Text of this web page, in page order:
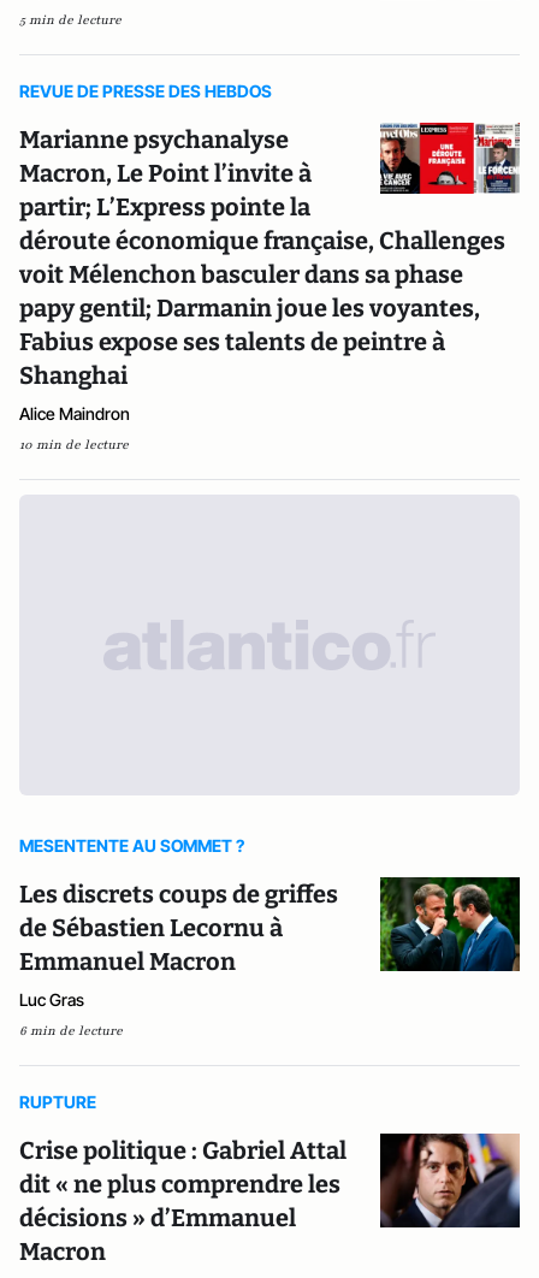
5 min de lecture
REVUE DE PRESSE DES HEBDOS
Marianne psychanalyse
Macron, Le Point l’invite à
partir; L’Express pointe la
déroute économique française, Challenges
voit Mélenchon basculer dans sa phase
papy gentil; Darmanin joue les voyantes,
Fabius expose ses talents de peintre à
Shanghai
Alice Maindron
10 min de lecture
MESENTENTE AU SOMMET ?
Les discrets coups de griffes
de Sébastien Lecornu à
Emmanuel Macron
Luc Gras
6 min de lecture
RUPTURE
Crise politique : Gabriel Attal
dit « ne plus comprendre les
décisions » d’Emmanuel
Macron